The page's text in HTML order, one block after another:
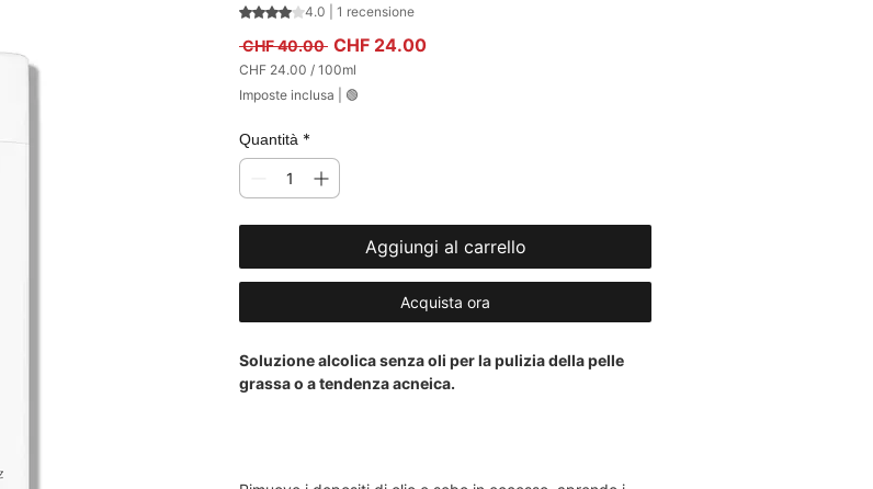
Sulla base di 1 recensione, la valutazione è 4.0 su cinque stelle
4.0 | 1 recensione
CHF 40.00 Prezzo regolare
CHF 24.00Prezzo scontato
CHF 24.00 / 100ml
CHF 24.00
ogni
Millilitri
Imposte inclusa 🟢
Quantità *
Aggiungi al carrello
Acquista ora
Soluzione alcolica senza oli per la pulizia della pelle
grassa o a tendenza acneica.